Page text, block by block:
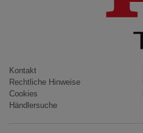
CIVIC / CIVIC LIMOUSINE
INSIGHT
ACCORD
Kontakt
Rechtliche Hinweise
Cookies
Händlersuche